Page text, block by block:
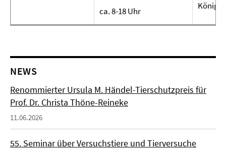
ca. 8-18 Uhr
NEWS
Renommierter Ursula M. Händel-Tierschutzpreis für
Prof. Dr. Christa Thöne-Reineke
11.06.2026
55. Seminar über Versuchstiere und Tierversuche